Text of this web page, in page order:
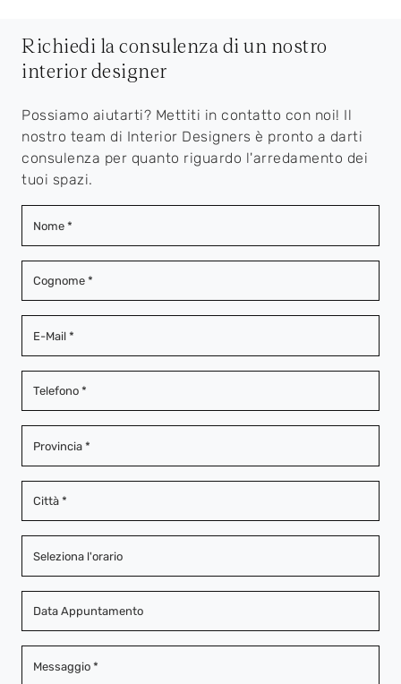
Richiedi la consulenza di un nostro
interior designer
Possiamo aiutarti? Mettiti in contatto con noi! Il
nostro team di Interior Designers è pronto a darti
consulenza per quanto riguardo l'arredamento dei
tuoi spazi.